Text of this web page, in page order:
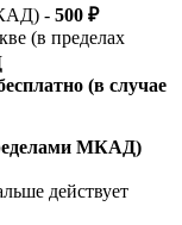
- 500 ₽
(в пределах
(в случае
МКАД)
действует